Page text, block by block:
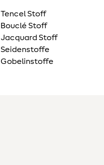
Tencel Stoff
Bouclé Stoff
Jacquard Stoff
Seidenstoffe
Gobelinstoffe